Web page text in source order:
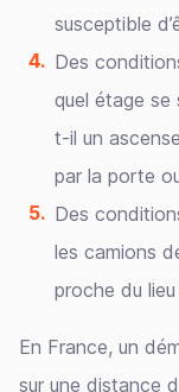
susceptible
Des
quel étage se
t-il un
par la porte
Des
les camions
proche du
En France, un
sur une distance